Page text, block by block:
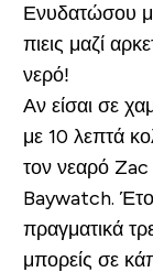
Ενυδατώσου
πιεις μαζί
νερό!
Αν είσαι σε
με 10 λεπτά
τον νεαρό Zac
Baywatch.
πραγματικά
μπορείς σε